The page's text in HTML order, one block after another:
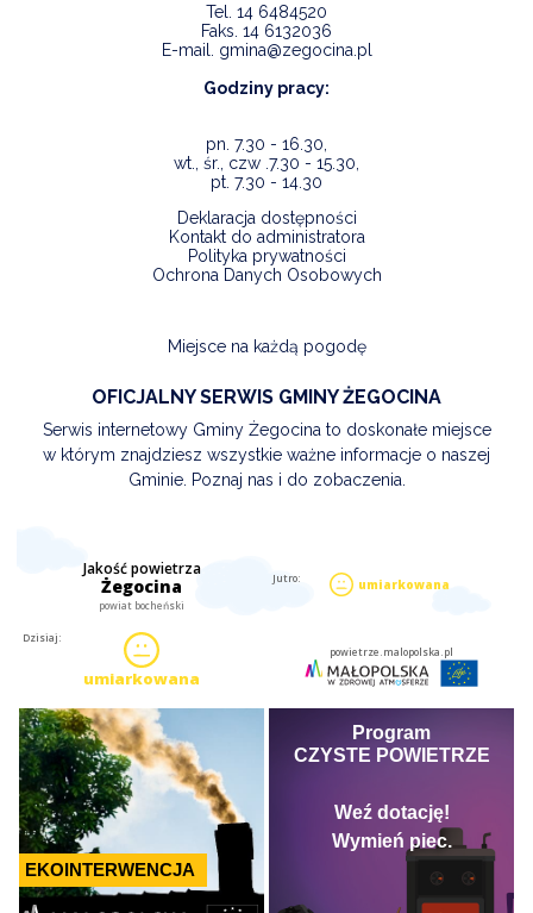
Tel. 14 6484520
Faks. 14 6132036
E-mail. gmina@zegocina.pl
Godziny pracy:
pn. 7.30 - 16.30,
wt., śr., czw .7.30 - 15.30,
pt. 7.30 - 14.30
Deklaracja dostępności
Kontakt do administratora
Polityka prywatności
Ochrona Danych Osobowych
Miejsce na każdą pogodę
OFICJALNY SERWIS GMINY ŻEGOCINA
Serwis internetowy Gminy Żegocina to doskonałe miejsce
w którym znajdziesz wszystkie ważne informacje o naszej
Gminie. Poznaj nas i do zobaczenia.